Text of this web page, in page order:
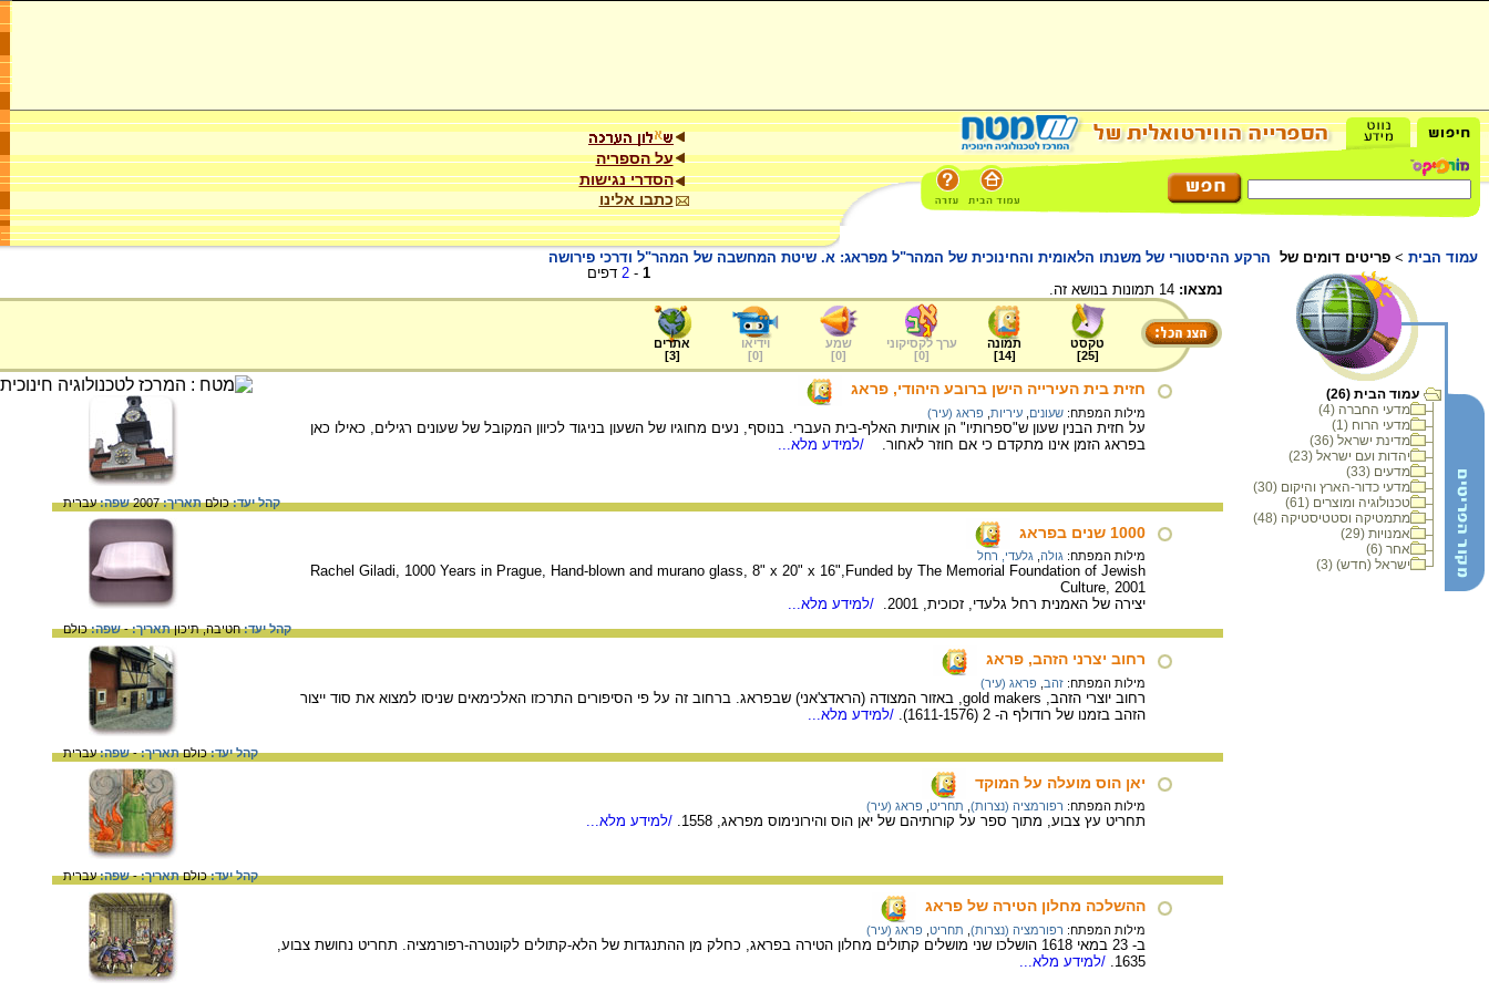
על הספריה
הסדרי נגישות
כתבו אלינו
עמוד הבית > פריטים דומים של הרקע ההיסטורי של משנתו הלאומית והחינוכית של המהר"ל מפראג: א. שיטת המחשבה של המהר"ל ודרכי פירושה
עמוד הבית (26)
מדעי החברה (4)
מדעי הרוח (1)
מדינת ישראל (36)
יהדות ועם ישראל (23)
מדעים (33)
מדעי כדור-הארץ והיקום (30)
טכנולוגיה ומוצרים (61)
מתמטיקה וסטטיסטיקה (48)
אמנויות (29)
אחר (6)
ישראל (חדש) (3)
1
-
2 דפים
נמצאו:
טקסט
[
25
]
תמונה
[
14
]
ערך לקסיקוני
[
0
]
שמע
[
0
]
וידיאו
[
0
]
אתרים
[
3
]
חזית בית העירייה הישן ברובע היהודי, פראג
מילות המפתח: שעונים עיריות פראג (עיר)
על חזית הבנין שעון ש"ספרותיו" הן אותיות האלף-בית העברי. בנוסף, נעים מחוגיו של השעון בניגוד לכיוון המקובל של שעונים רגילים, כאילו כאן
בפראג הזמן אינו מתקדם כי אם חוזר לאחור.
/למידע מלא...
קהל יעד:כולםתאריך:2007 שפה:עברית
1000 שנים בפראג
מילות המפתח: גולה גלעדי, רחל
Rachel Giladi, 1000 Years in Prague, Hand-blown and murano glass, 8" x 20" x 16",Funded by The Memorial Foundation of Jewish
Culture, 2001
יצירה של האמנית רחל גלעדי, זכוכית, 2001.
/למידע מלא...
קהל יעד:חטיבה,תיכוןתאריך:-שפה:כולם
רחוב יצרני הזהב, פראג
מילות המפתח: זהב פראג (עיר)
רחוב יוצרי הזהב, gold makers, באזור המצודה (הראדצ'אני) שבפראג. ברחוב זה על פי הסיפורים התרכזו האלכימאים שניסו למצוא את סוד ייצור
הזהב בזמנו של רודולף ה- 2 (1611-1576).
/למידע מלא...
קהל יעד:כולםתאריך:-שפה:עברית
יאן הוס מועלה על המוקד
מילות המפתח: רפורמציה (נצרות) תחריט פראג (עיר)
תחריט עץ צבוע, מתוך ספר על קורותיהם של יאן הוס והירונימוס מפראג, 1558. /למידע מלא...
קהל יעד:כולםתאריך:-שפה:עברית
ההשלכה מחלון הטירה של פראג
מילות המפתח: רפורמציה (נצרות) תחריט פראג (עיר)
ב- 23 במאי 1618 הושלכו שני מושלים קתולים מחלון הטירה בפראג, כחלק מן ההתנגדות של הלא-קתולים לקונטרה-רפורמציה. תחריט נחושת צבוע,
1635. /למידע מלא...